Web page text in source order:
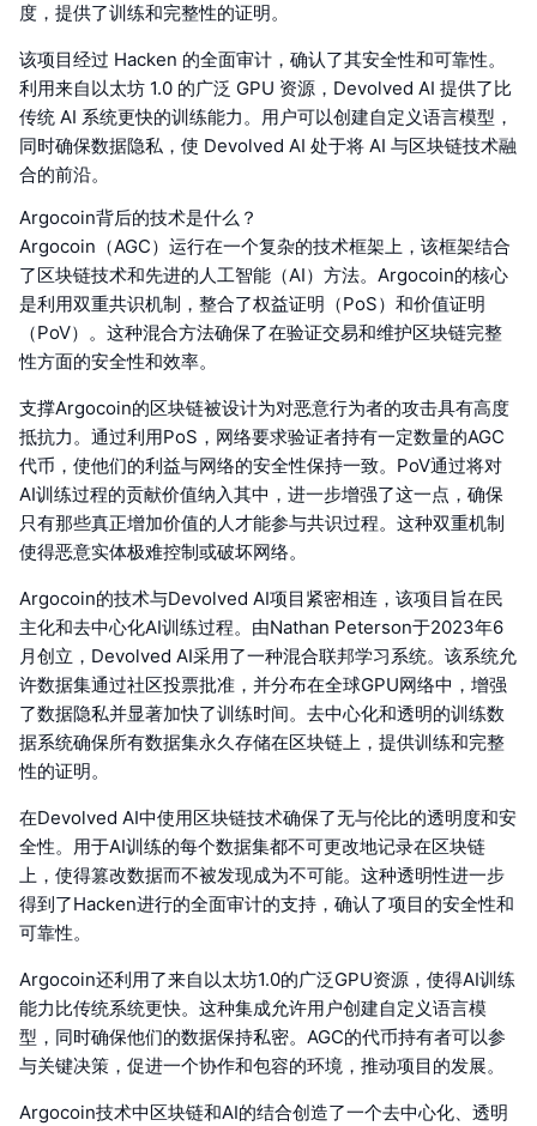
度，提供了训练和完整性的证明。
该项目经过 Hacken 的全面审计，确认了其安全性和可靠性。
利用来自以太坊 1.0 的广泛 GPU 资源，Devolved AI 提供了比
传统 AI 系统更快的训练能力。用户可以创建自定义语言模型，
同时确保数据隐私，使 Devolved AI 处于将 AI 与区块链技术融
合的前沿。
Argocoin背后的技术是什么？
Argocoin（AGC）运行在一个复杂的技术框架上，该框架结合
了区块链技术和先进的人工智能（AI）方法。Argocoin的核心
是利用双重共识机制，整合了权益证明（PoS）和价值证明
（PoV）。这种混合方法确保了在验证交易和维护区块链完整
性方面的安全性和效率。
支撑Argocoin的区块链被设计为对恶意行为者的攻击具有高度
抵抗力。通过利用PoS，网络要求验证者持有一定数量的AGC
代币，使他们的利益与网络的安全性保持一致。PoV通过将对
AI训练过程的贡献价值纳入其中，进一步增强了这一点，确保
只有那些真正增加价值的人才能参与共识过程。这种双重机制
使得恶意实体极难控制或破坏网络。
Argocoin的技术与Devolved AI项目紧密相连，该项目旨在民
主化和去中心化AI训练过程。由Nathan Peterson于2023年6
月创立，Devolved AI采用了一种混合联邦学习系统。该系统允
许数据集通过社区投票批准，并分布在全球GPU网络中，增强
了数据隐私并显著加快了训练时间。去中心化和透明的训练数
据系统确保所有数据集永久存储在区块链上，提供训练和完整
性的证明。
在Devolved AI中使用区块链技术确保了无与伦比的透明度和安
全性。用于AI训练的每个数据集都不可更改地记录在区块链
上，使得篡改数据而不被发现成为不可能。这种透明性进一步
得到了Hacken进行的全面审计的支持，确认了项目的安全性和
可靠性。
Argocoin还利用了来自以太坊1.0的广泛GPU资源，使得AI训练
能力比传统系统更快。这种集成允许用户创建自定义语言模
型，同时确保他们的数据保持私密。AGC的代币持有者可以参
与关键决策，促进一个协作和包容的环境，推动项目的发展。
Argocoin技术中区块链和AI的结合创造了一个去中心化、透明